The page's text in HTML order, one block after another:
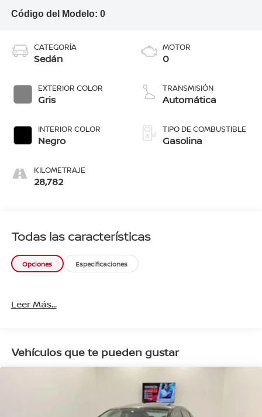
Código del Modelo: 0
CATEGORÍA
Sedán
EXTERIOR COLOR
Gris
INTERIOR COLOR
Negro
KILOMETRAJE
28,782
MOTOR
0
TRANSMISIÓN
Automática
TIPO DE COMBUSTIBLE
Gasolina
Todas las características
Opciones Especificaciones
Leer Más...
Vehículos que te pueden gustar